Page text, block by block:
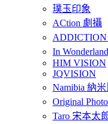
璞玉印象
ACtion 劇攝
In
HIM VISION
JQVISION
Namibia 納
Original
Taro 宋本太